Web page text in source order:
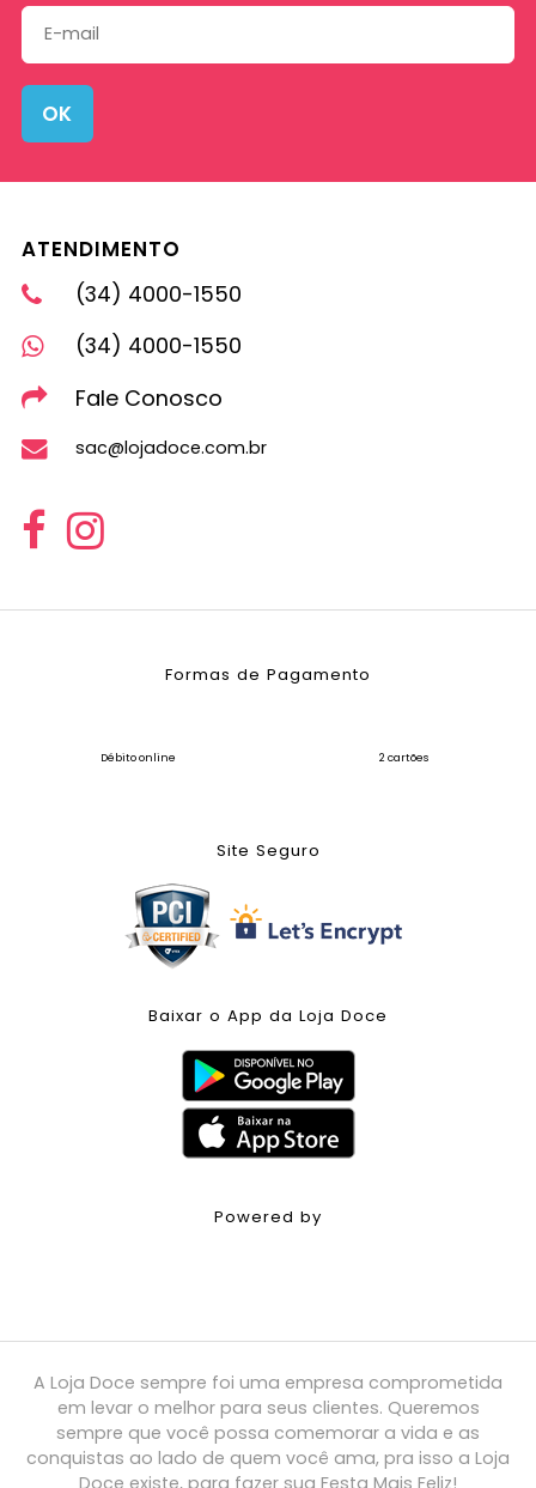
OK
ATENDIMENTO
(34) 4000-1550
(34) 4000-1550
Fale Conosco
sac@lojadoce.com.br
Formas de Pagamento
Débito online 2 cartões
Site Seguro
Baixar o App da Loja Doce
Powered by
A Loja Doce sempre foi uma empresa comprometida
em levar o melhor para seus clientes. Queremos
sempre que você possa comemorar a vida e as
conquistas ao lado de quem você ama, pra isso a Loja
Doce existe, para fazer sua Festa Mais Feliz!